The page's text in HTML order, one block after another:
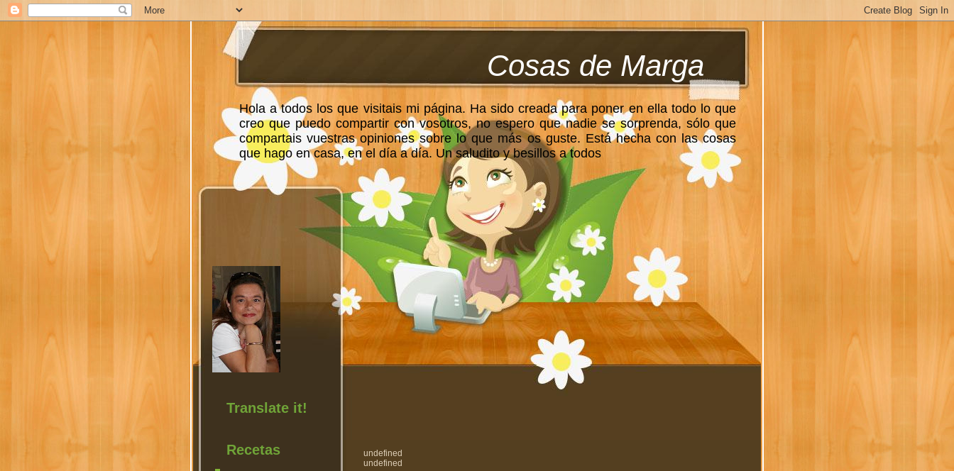
Cosas de Marga
Hola a todos los que visitais mi página. Ha sido creada para poner en ella todo lo que
creo que puedo compartir con vosotros, no espero que nadie se sorprenda, sólo que
compartais vuestras opiniones sobre lo que más os guste. Está hecha con las cosas
que hago en casa, en el día a día. Un saludito y besillos a todos
Translate it!
Recetas
undefined
undefined